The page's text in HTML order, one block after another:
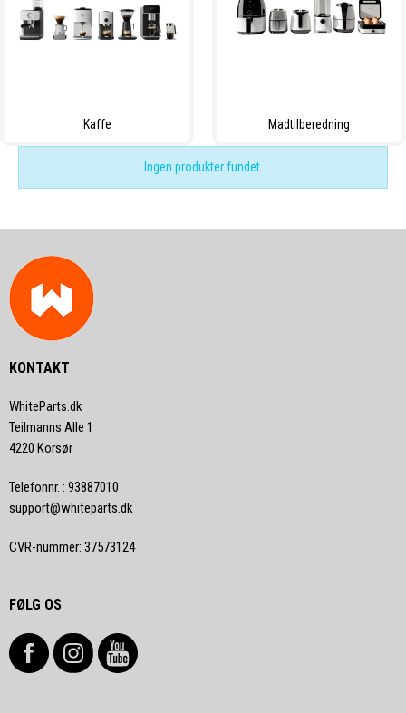
Kaffe Madtilberedning
Ingen produkter fundet.
KONTAKT
WhiteParts.dk
Teilmanns Alle 1
4220 Korsør
Telefonnr. : 93887010
support@whiteparts.dk
CVR-nummer: 37573124
FØLG OS